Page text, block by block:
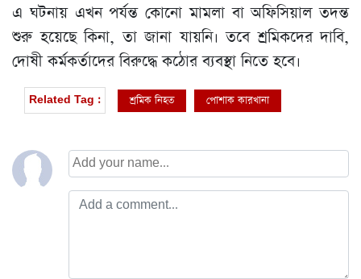
এ ঘটনায় এখন পর্যন্ত কোনো মামলা বা অফিসিয়াল তদন্ত
শুরু হয়েছে কিনা, তা জানা যায়নি। তবে শ্রমিকদের দাবি,
দোষী কর্মকর্তাদের বিরুদ্ধে কঠোর ব্যবস্থা নিতে হবে।
Related Tag : শ্রমিক নিহত পোশাক কারখানা